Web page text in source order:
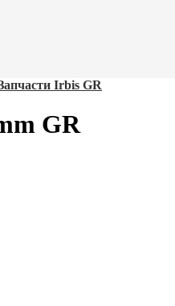
Irbis GR
GR